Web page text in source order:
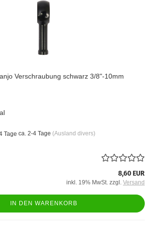
Verschraubung schwarz 3/8"-10mm
ca. 2-4 Tage (Ausland divers)
8,60 EUR
inkl. 19% MwSt. zzgl. Versand
IN DEN WARENKORB